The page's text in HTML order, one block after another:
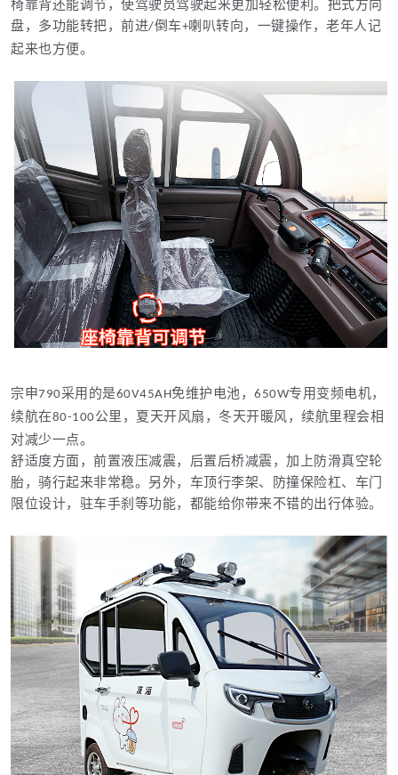
椅靠背还能调节，使驾驶员驾驶起来更加轻松便利。把式方向
盘，多功能转把，前进/倒车+喇叭转向，一键操作，老年人记
起来也方便。
宗申790采用的是60V45AH 免维护电池， 650W专用变频电机，
续航在80-100公里，夏天开风扇，冬天开暖风，续航里程会相
对减少一点。
舒适度方面，前置液压减震，后置后桥减震，加上防滑真空轮
胎，骑行起来非常稳。另外，车顶行李架、防撞保险杠、车门
限位设计，驻车手刹等功能，都能给你带来不错的出行体验。